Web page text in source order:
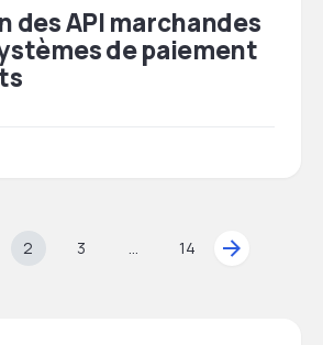
des API marchandes
de paiement
2 3 … 14